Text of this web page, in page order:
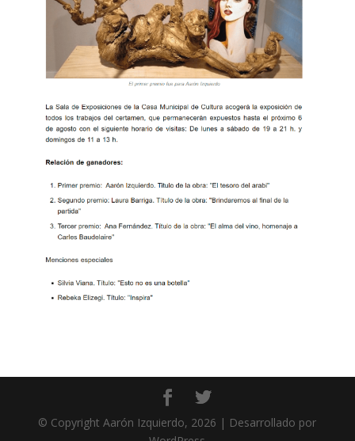
© Copyright Aarón Izquierdo, 2026 | Desarrollado por